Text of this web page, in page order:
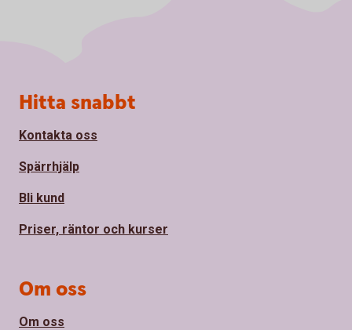
Sidfot
Hitta snabbt
Kontakta oss
Spärrhjälp
Bli kund
Priser, räntor och kurser
Om oss
Om oss